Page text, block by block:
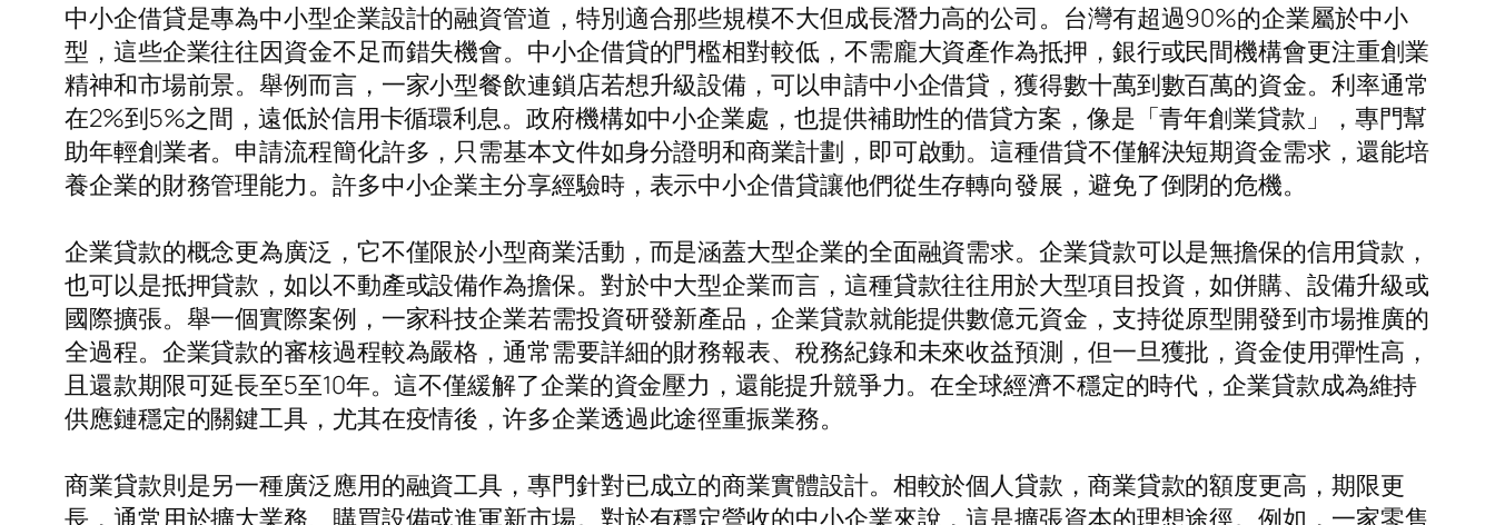
中小企借貸是專為中小型企業設計的融資管道，特別適合那些規模不大但成長潛力高的公司。台灣有超過90%的企業屬於中小
型，這些企業往往因資金不足而錯失機會。中小企借貸的門檻相對較低，不需龐大資產作為抵押，銀行或民間機構會更注重創業
精神和市場前景。舉例而言，一家小型餐飲連鎖店若想升級設備，可以申請中小企借貸，獲得數十萬到數百萬的資金。利率通常
在2%到5%之間，遠低於信用卡循環利息。政府機構如中小企業處，也提供補助性的借貸方案，像是「青年創業貸款」，專門幫
助年輕創業者。申請流程簡化許多，只需基本文件如身分證明和商業計劃，即可啟動。這種借貸不僅解決短期資金需求，還能培
養企業的財務管理能力。許多中小企業主分享經驗時，表示中小企借貸讓他們從生存轉向發展，避免了倒閉的危機。
企業貸款的概念更為廣泛，它不僅限於小型商業活動，而是涵蓋大型企業的全面融資需求。企業貸款可以是無擔保的信用貸款，
也可以是抵押貸款，如以不動產或設備作為擔保。對於中大型企業而言，這種貸款往往用於大型項目投資，如併購、設備升級或
國際擴張。舉一個實際案例，一家科技企業若需投資研發新產品，企業貸款就能提供數億元資金，支持從原型開發到市場推廣的
全過程。企業貸款的審核過程較為嚴格，通常需要詳細的財務報表、稅務紀錄和未來收益預測，但一旦獲批，資金使用彈性高，
且還款期限可延長至5至10年。這不僅緩解了企業的資金壓力，還能提升競爭力。在全球經濟不穩定的時代，企業貸款成為維持
供應鏈穩定的關鍵工具，尤其在疫情後，许多企業透過此途徑重振業務。
商業貸款則是另一種廣泛應用的融資工具，專門針對已成立的商業實體設計。相較於個人貸款，商業貸款的額度更高，期限更